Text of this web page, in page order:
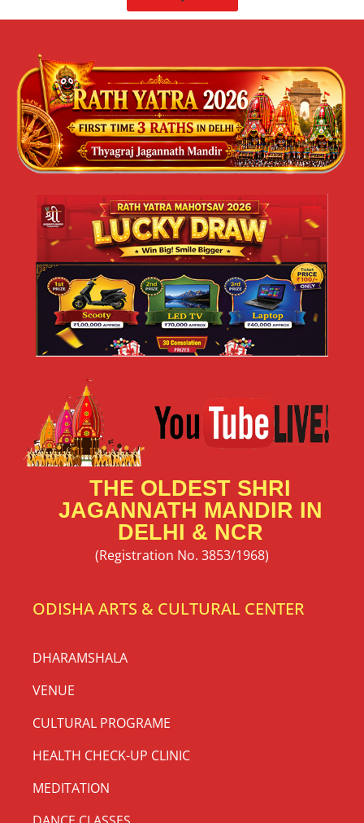
THE OLDEST SHRI
JAGANNATH MANDIR IN
DELHI & NCR
(Registration No. 3853/1968)
ODISHA ARTS & CULTURAL CENTER
DHARAMSHALA
VENUE
CULTURAL PROGRAME
HEALTH CHECK-UP CLINIC
MEDITATION